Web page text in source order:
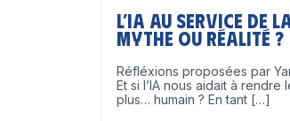
L’IA au service de
mythe ou réalité ?
Réfléxions proposées par
Et si l’IA nous aidait à rendre
plus… humain ? En tant […]